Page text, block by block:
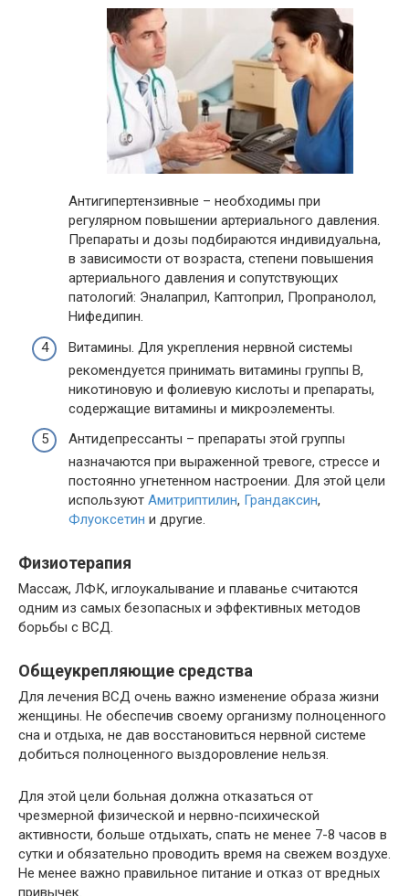
Антигипертензивные – необходимы при
регулярном повышении артериального давления.
Препараты и дозы подбираются индивидуальна,
в зависимости от возраста, степени повышения
артериального давления и сопутствующих
патологий: Эналаприл, Каптоприл, Пропранолол,
Нифедипин.
Витамины. Для укрепления нервной системы
рекомендуется принимать витамины группы В,
никотиновую и фолиевую кислоты и препараты,
содержащие витамины и микроэлементы.
Антидепрессанты – препараты этой группы
назначаются при выраженной тревоге, стрессе и
постоянно угнетенном настроении. Для этой цели
используют Амитриптилин, Грандаксин,
Флуоксетин и другие.
Физиотерапия
Массаж, ЛФК, иглоукалывание и плаванье считаются
одним из самых безопасных и эффективных методов
борьбы с ВСД.
Общеукрепляющие средства
Для лечения ВСД очень важно изменение образа жизни
женщины. Не обеспечив своему организму полноценного
сна и отдыха, не дав восстановиться нервной системе
добиться полноценного выздоровление нельзя.
Для этой цели больная должна отказаться от
чрезмерной физической и нервно-психической
активности, больше отдыхать, спать не менее 7-8 часов в
сутки и обязательно проводить время на свежем воздухе.
Не менее важно правильное питание и отказ от вредных
привычек.